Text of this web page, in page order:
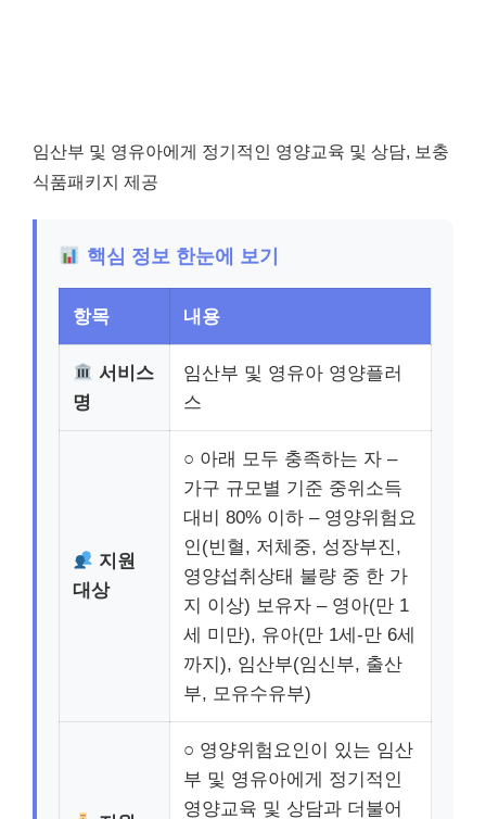
임산부 및 영유아에게 정기적인 영양교육 및 상담, 보충
식품패키지 제공
핵심 정보 한눈에 보기
항목 내용
서비스
명
임산부 및 영유아 영양플러
스
지원
대상
○ 아래 모두 충족하는 자 –
가구 규모별 기준 중위소득
대비 80% 이하 – 영양위험요
인(빈혈, 저체중, 성장부진,
영양섭취상태 불량 중 한 가
지 이상) 보유자 – 영아(만 1
세 미만), 유아(만 1세-만 6세
까지), 임산부(임신부, 출산
부, 모유수유부)
○ 영양위험요인이 있는 임산
부 및 영유아에게 정기적인
영양교육 및 상담과 더불어